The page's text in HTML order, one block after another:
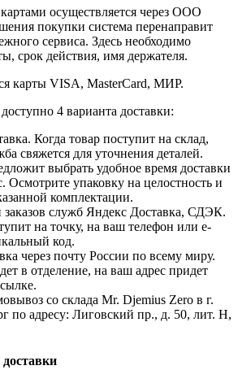
осуществляется через ООО
покупки система перенаправит
сервиса. Здесь необходимо
срок действия, имя держателя.
карты VISA, MasterCard, МИР.
4 варианта доставки:
Когда товар поступит на склад,
свяжется для уточнения деталей.
выбрать удобное время доставки
Осмотрите упаковку на целостность и
комплектации.
служб Яндекс Доставка, СДЭК.
на точку, на ваш телефон или e-
код.
через почту России по всему миру.
в отделение, на ваш адрес придет
со склада Mr. Djemius Zero в г.
по адресу: Лиговский пр., д. 50, лит. Н,